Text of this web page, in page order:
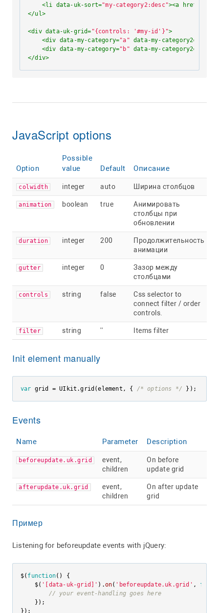
<li data-uk-sort="my-category2:desc"><a href
</ul>
<div data-uk-grid= "{controls: '#my-id'}">
<div data-my-category="a" data-my-category2=
<div data-my-category="b" data-my-category2=
</div>
JavaScript options
Option
Possible
value
Default Описание
colwidth integer auto Ширина столбцов
animation boolean true
Анимировать
столбцы при
обновлении
duration integer 200
Продолжительность
анимации
gutter integer 0
Зазор между
столбцами
controls string false
Css selector to
connect filter / order
controls.
filter string '' Items filter
Init element manually
var grid = UIkit.grid(element, { /* options */ });
Events
Name Parameter Description
beforeupdate.uk.grid
event,
children
On before
update grid
afterupdate.uk.grid
event,
children
On after update
grid
Пример
Listening for beforeupdate events with jQuery:
$( function( ) {
    $(
'[data-uk-grid]' ).on( 'beforeupdate.uk.grid' ,
// your event-handling goes here
    });
});